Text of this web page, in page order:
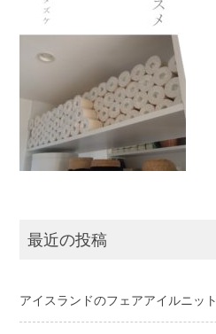
最近の投稿
アイスランドのフェアアイルニット